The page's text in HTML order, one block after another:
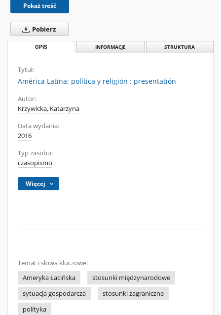
Pokaż treść
Pobierz
OPIS INFORMACJE STRUKTURA
Tytuł:
América Latina: política y religión : presentatión
Autor:
Krzywicka, Katarzyna
Data wydania:
2016
Typ zasobu:
czasopismo
Więcej
Temat i słowa kluczowe:
Ameryka Łacińska
stosunki międzynarodowe
sytuacja gospodarcza
stosunki zagraniczne
polityka